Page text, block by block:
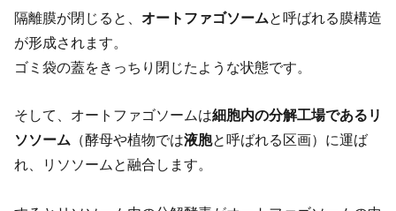
隔離膜が閉じると、 オートファゴソームと呼ばれる膜構造
が形成されます。
ゴミ袋の蓋をきっちり閉じたような状態です。
そして、オートファゴソームは細胞内の分解工場であるリ
ソソーム （酵母や植物では液胞と呼ばれる区画）に運ば
れ、リソソームと融合します。